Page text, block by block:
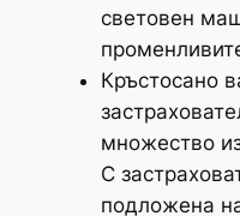
световен
Кръстосано
множество
С
подложена